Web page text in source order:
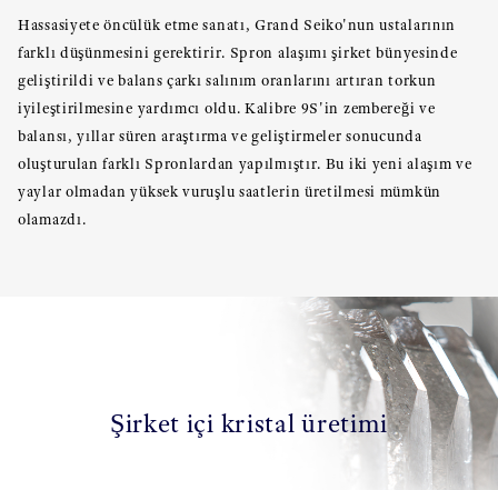
Hassasiyete öncülük etme sanatı, Grand Seiko'nun ustalarının
farklı düşünmesini gerektirir. Spron alaşımı şirket bünyesinde
geliştirildi ve balans çarkı salınım oranlarını artıran torkun
iyileştirilmesine yardımcı oldu. Kalibre 9S'in zembereği ve
balansı, yıllar süren araştırma ve geliştirmeler sonucunda
oluşturulan farklı Spronlardan yapılmıştır. Bu iki yeni alaşım ve
yaylar olmadan yüksek vuruşlu saatlerin üretilmesi mümkün
olamazdı.
Şirket içi kristal üretimi